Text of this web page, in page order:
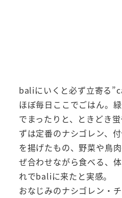
baliにいくと必ず立寄る
ほぼ毎日ここでごはん。
でまったりと、ときどき
ずは定番のナシゴレン、
を揚げたもの、野菜や鳥
ぜ合わせながら食べる、
れでbaliに来たと実感。
おなじみのナシゴレン・